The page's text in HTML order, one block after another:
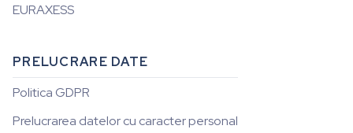
EURAXESS
PRELUCRARE DATE
Politica GDPR
Prelucrarea datelor cu caracter personal